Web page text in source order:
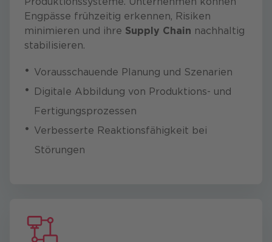
Engpässe frühzeitig erkennen, Risiken
minimieren und ihre Supply Chain nachhaltig
stabilisieren.
Vorausschauende Planung und Szenarien
Digitale Abbildung von Produktions- und
Fertigungsprozessen
Verbesserte Reaktionsfähigkeit bei
Störungen